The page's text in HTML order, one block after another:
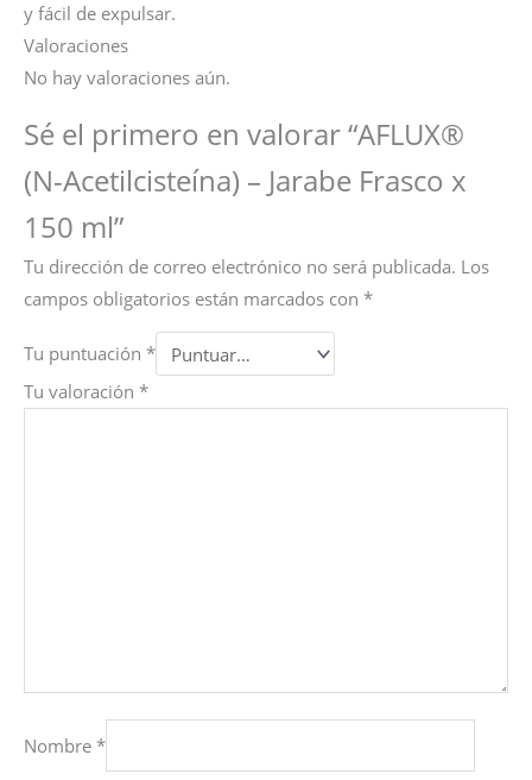
y fácil de expulsar.
Valoraciones
No hay valoraciones aún.
Sé el primero en valorar “AFLUX®
(N-Acetilcisteína) – Jarabe Frasco x
150 ml”
Tu dirección de correo electrónico no será publicada. Los
campos obligatorios están marcados con *
Tu puntuación *
Tu valoración *
Nombre *